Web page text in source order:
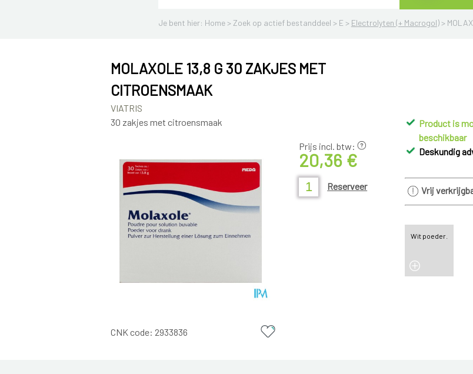
Je bent hier: Home > Zoek op actief bestanddeel > E > Electrolyten (+ Macrogol)>
MOLAXOLE 13,8 G 30 ZAKJES MET
CITROENSMAAK
VIATRIS
30 zakjes met citroensmaak
Prijs incl. btw:
20,36 €
Reserveer
CNK code: 2933836
Product is
beschikbaar
Deskundig
Vrij
Wit poeder.